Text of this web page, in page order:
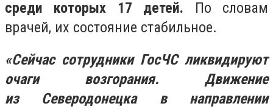
среди которых 17 детей. По словам
врачей, их состояние стабильное.
«Сейчас сотрудники ГосЧС ликвидируют
очаги возгорания. Движение
из Северодонецка в направлении